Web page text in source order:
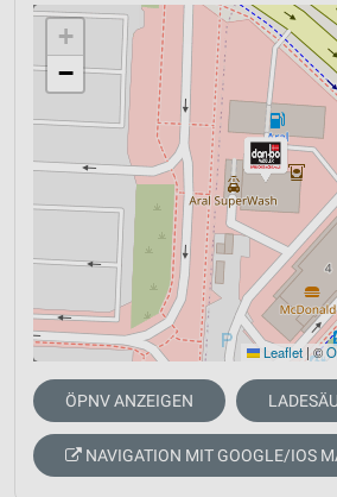
+
−
Leaflet |©
ÖPNV ANZEIGEN
NAVIGATION MIT GOOGLE/IOS